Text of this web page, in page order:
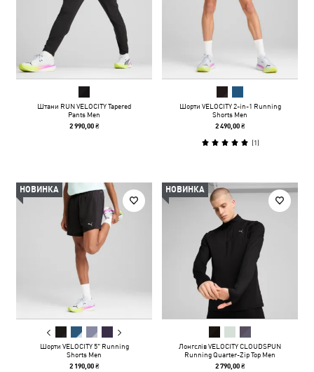
Штани RUN VELOCITY Tapered
Pants Men
2 990,00 ₴
Шорти VELOCITY 2-in-1 Running
Shorts Men
2 490,00 ₴
(1)
НОВИНКА
Шорти VELOCITY 5" Running
Shorts Men
2 190,00 ₴
НОВИНКА
Лонгслів VELOCITY CLOUDSPUN
Running Quarter-Zip Top Men
2 790,00 ₴